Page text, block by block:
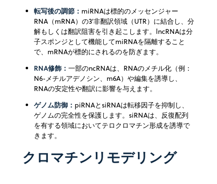
転写後の調節： miRNAは標的のメッセンジャー
RNA（mRNA）の3′非翻訳領域（UTR）に結合し、分
解もしくは翻訳阻害を引き起こします。lncRNAは分
子スポンジとして機能してmiRNAを隔離すること
で、mRNAが標的にされるのを防ぎます。
RNA修飾： 一部のncRNAは、RNAのメチル化（例：
N6-メチルアデノシン、m6A）や編集を誘導し、
RNAの安定性や翻訳に影響を与えます。
ゲノム防御： piRNAとsiRNAは転移因子を抑制し、
ゲノムの完全性を保護します。siRNAは、反復配列
を有する領域においてテロクロマチン形成を誘導で
きます。
クロマチンリモデリング